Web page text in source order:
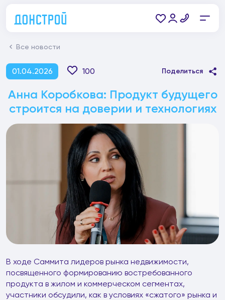
Все новости
01.04.2026 100 Поделиться
Анна Коробкова: Продукт будущего
строится на доверии и технологиях
В ходе Саммита лидеров рынка недвижимости,
посвященного формированию востребованного
продукта в жилом и коммерческом сегментах,
участники обсудили, как в условиях «сжатого» рынка и